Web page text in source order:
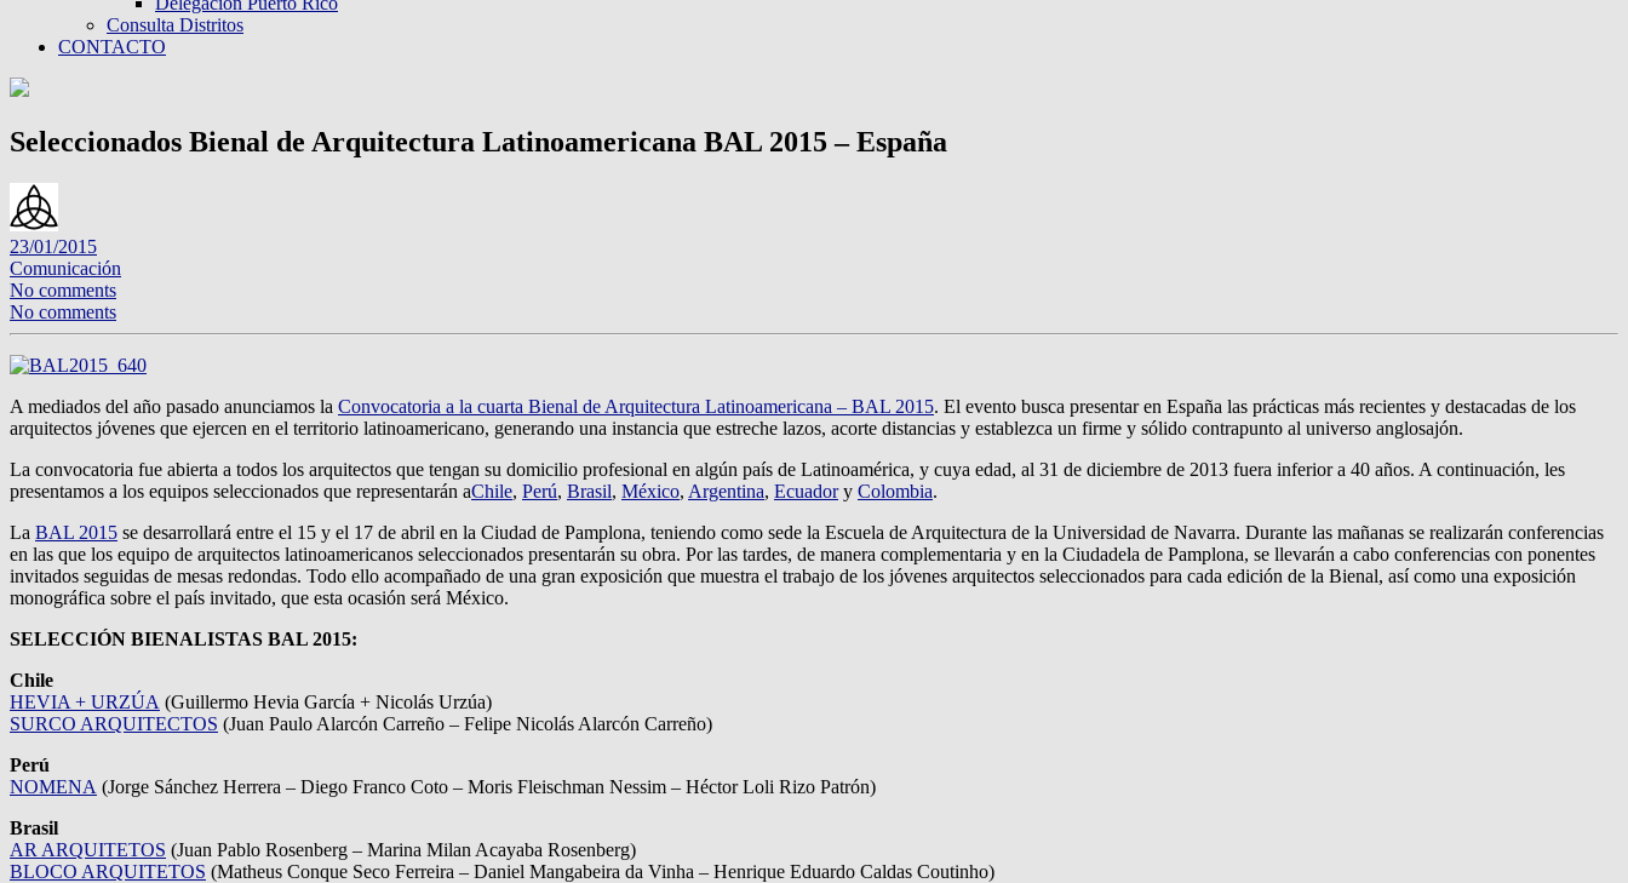
Consulta Distritos
CONTACTO
Seleccionados Bienal de Arquitectura Latinoamericana BAL 2015 – España
23/01/2015
Comunicación
No comments
No comments
A mediados del año pasado anunciamos la Convocatoria a la cuarta Bienal de Arquitectura Latinoamericana – BAL 2015. El evento busca presentar en España las prácticas más recientes y destacadas de los
arquitectos jóvenes que ejercen en el territorio latinoamericano, generando una instancia que estreche lazos, acorte distancias y establezca un firme y sólido contrapunto al universo anglosajón.
La convocatoria fue abierta a todos los arquitectos que tengan su domicilio profesional en algún país de Latinoamérica, y cuya edad, al 31 de diciembre de 2013 fuera inferior a 40 años. A continuación, les
presentamos a los equipos seleccionados que representarán aChile, Perú, Brasil, México, Argentina, Ecuadory Colombia.
La BAL 2015 se desarrollará entre el 15 y el 17 de abril en la Ciudad de Pamplona, teniendo como sede la Escuela de Arquitectura de la Universidad de Navarra. Durante las mañanas se realizarán conferencias
en las que los equipo de arquitectos latinoamericanos seleccionados presentarán su obra. Por las tardes, de manera complementaria y en la Ciudadela de Pamplona, se llevarán a cabo conferencias con ponentes
invitados seguidas de mesas redondas. Todo ello acompañado de una gran exposición que muestra el trabajo de los jóvenes arquitectos seleccionados para cada edición de la Bienal, así como una exposición
monográfica sobre el país invitado, que esta ocasión será México.
SELECCIÓN BIENALISTAS BAL 2015:
Chile
HEVIA + URZÚA (Guillermo Hevia García + Nicolás Urzúa)
SURCO ARQUITECTOS (Juan Paulo Alarcón Carreño – Felipe Nicolás Alarcón Carreño)
Perú
NOMENA (Jorge Sánchez Herrera – Diego Franco Coto – Moris Fleischman Nessim – Héctor Loli Rizo Patrón)
Brasil
AR ARQUITETOS (Juan Pablo Rosenberg – Marina Milan Acayaba Rosenberg)
BLOCO ARQUITETOS (Matheus Conque Seco Ferreira – Daniel Mangabeira da Vinha – Henrique Eduardo Caldas Coutinho)